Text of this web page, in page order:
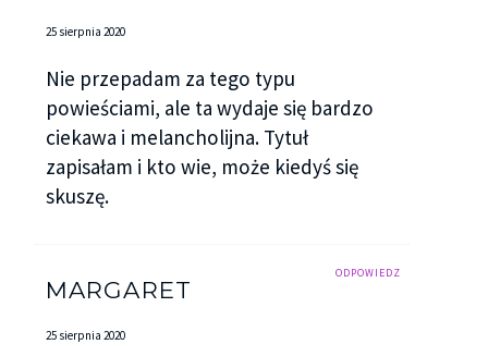
25 sierpnia 2020
Nie przepadam za tego typu
powieściami, ale ta wydaje się bardzo
ciekawa i melancholijna. Tytuł
zapisałam i kto wie, może kiedyś się
skuszę.
ODPOWIEDZ
MARGARET
25 sierpnia 2020